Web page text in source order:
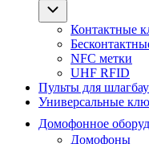
Контактные
NFC метки
UHF RFID
Пульты для
Универсальные
Домофонное
Домофоны